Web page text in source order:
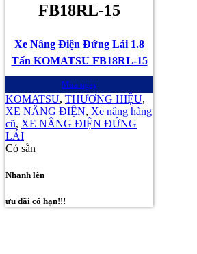
FB18RL-15
Xe Nâng Điện Đứng Lái 1.8
Tấn KOMATSU FB18RL-15
Mua ngay
KOMATSU, THƯƠNG HIỆU,
XE NÂNG ĐIỆN, Xe nâng hàng
cũ, XE NÂNG ĐIỆN ĐỨNG
LÁI
Có sẵn
Nhanh lên
ưu đãi có hạn!!!